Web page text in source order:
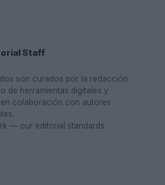
Staff
son curados por la redacción
de herramientas digitales y
colaboración con autores
— our editorial standards